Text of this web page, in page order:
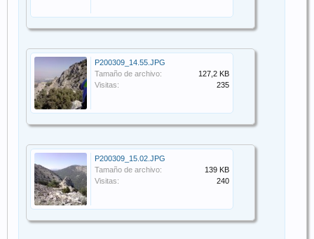
P200309_14.55.JPG
Tamaño de archivo:
127,2 KB
Visitas:
235
P200309_15.02.JPG
Tamaño de archivo:
139 KB
Visitas:
240